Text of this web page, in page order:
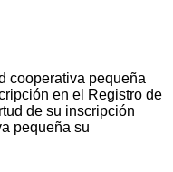
cooperativa pequeña
en el Registro de
de su inscripción
pequeña su